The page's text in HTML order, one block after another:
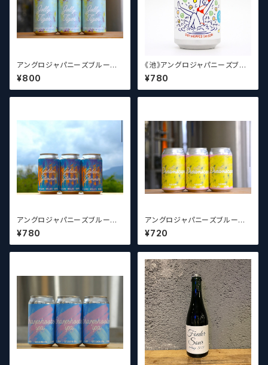
アングロジャパニーズブルーイ
ングカンパニー AJB Jolly T
iger【クラフトビール】
¥800
《池》アングロジャパニーズブル
ーイングカンパニー AJB Ho
p Drop【クラフトビール】
¥780
アングロジャパニーズブルーイ
ングカンパニー AJB Golden
Glimmer【クラフトビール】
¥780
アングロジャパニーズブルーイ
ングカンパニー AJB Dream
scape【クラフトビール】
¥720